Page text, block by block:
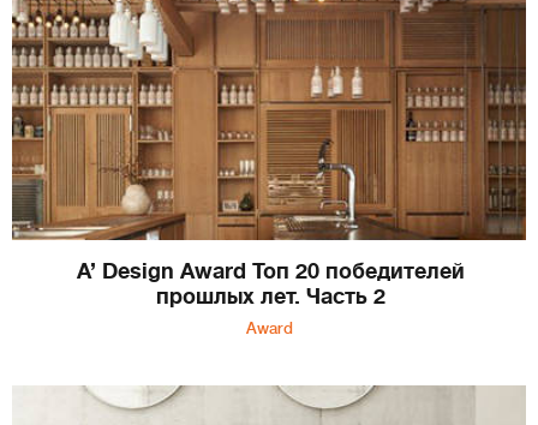
A’ Design Award Топ 20 победителей
прошлых лет. Часть 2
Award